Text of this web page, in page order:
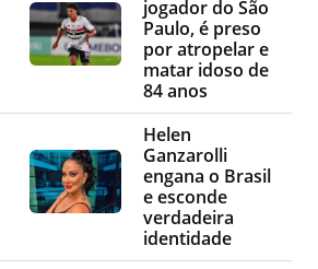
jogador do São
Paulo, é preso
por atropelar e
matar idoso de
84 anos
Helen
Ganzarolli
engana o Brasil
e esconde
verdadeira
identidade